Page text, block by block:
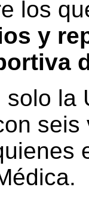
los
y
la